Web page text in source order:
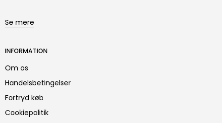
Se mere
INFORMATION
Om os
Handelsbetingelser
Fortryd køb
Cookiepolitik